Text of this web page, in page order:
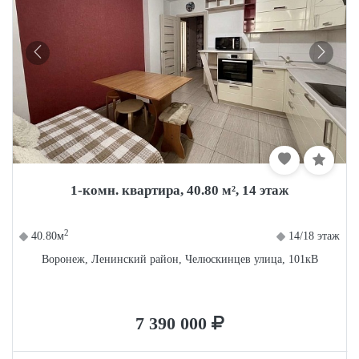
1-комн. квартира, 40.80 м², 14 этаж
40.80м2
14/18 этаж
Воронеж, Ленинский район, Челюскинцев улица, 101кВ
7 390 000